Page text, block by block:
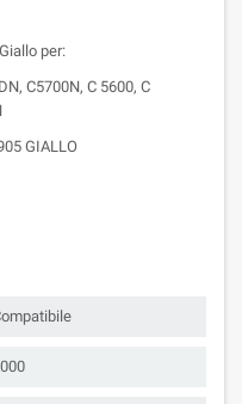
per:
C5700N, C 5600, C
GIALLO